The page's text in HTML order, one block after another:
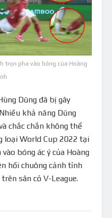
trọn pha vào bóng của Hoàng
Dũng đã bị gãy
khả năng Dũng
chắc chắn không thể
loại World Cup 2022 tại
bóng ác ý của Hoàng
hồi chuông cảnh tỉnh
sân cỏ V-League.